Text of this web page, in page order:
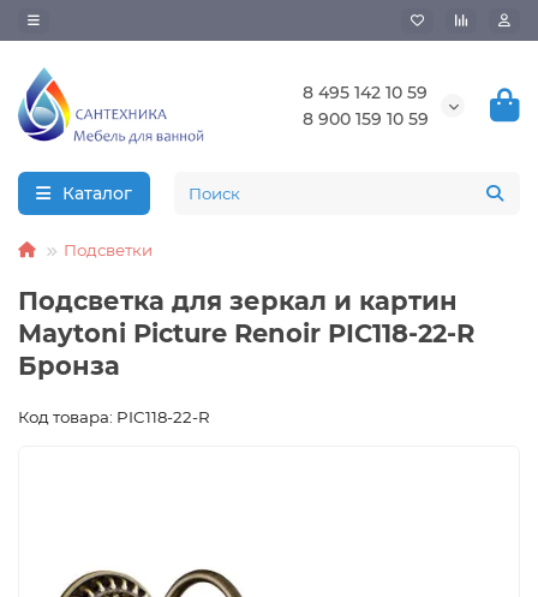
8 495 142 10 59
8 900 159 10 59
Каталог
Подсветки
Подсветка для зеркал и картин
Maytoni Picture Renoir PIC118-22-R
Бронза
Код товара: PIC118-22-R